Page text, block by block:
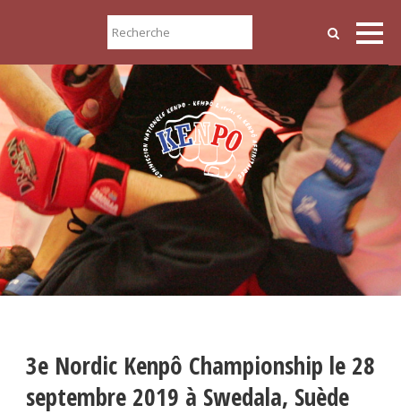
3e Nordic Kenpô Championship le 28
septembre 2019 à Swedala, Suède